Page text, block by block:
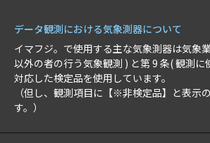
データ観測における気象測器について
イマフジ。で使用する主な気象測器は気象
以外の者の行う気象観測 ) と第 9 条( 観測に
対応した検定品を使用しています。
（但し、観測項目に【※非検定品】と表示
す。）